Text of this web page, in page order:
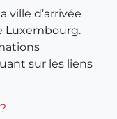
ville d’arrivée
Luxembourg.
sur les liens